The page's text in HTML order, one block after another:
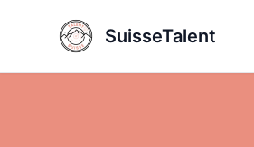
SuisseTalent